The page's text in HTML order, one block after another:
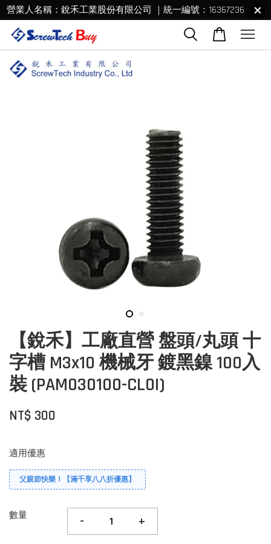
營業人名稱：銳禾工業股份有限公司 ｜統一編號：16367236
【銳禾】工廠直營 盤頭/丸頭 十
字槽 M3x10 機械牙 鍍黑鎳 100入
裝 (PAM030100-CL0I)
NT$ 300
適用優惠
父親節快樂！【滿千享八八折優惠】
數量 - +